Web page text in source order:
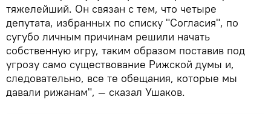
тяжелейший. Он связан с тем, что четыре
депутата, избранных по списку "Согласия", по
сугубо личным причинам решили начать
собственную игру, таким образом поставив под
угрозу само существование Рижской думы и,
следовательно, все те обещания, которые мы
давали рижанам", — сказал Ушаков.